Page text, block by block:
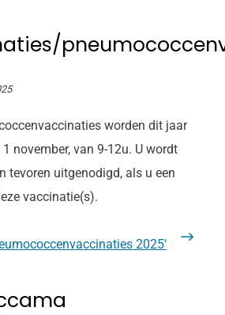
worden dit jaar
november, van 9-12u. U wordt
tevoren uitgenodigd, als u een
vaccinatie(s).
2025'